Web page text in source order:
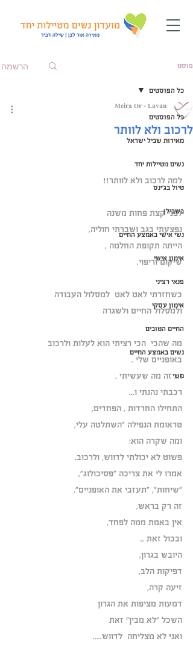
פוסט הרשמה
כל הפוסטים
מאירות שביל ישראל
נשים מטיילות יחד
טיול בג'ינס
בשבילן
נשי אישי באמצע החיים
אימון אישי
פנאי רציני
אימון עסקי
החיים הטובים
נשים באמצע החיים
משי
כל הפוסטים
לרכוב ולא לוותר
Meira Or - Lavan
למה לרכוב ולא לוותר!!
לפני קצת פחות משנה
נפצעתי בגב ושברתי חוליה,
הייתה תקופת החלמה ,
שיקום וריפוי.
כשחזרתי לאט לאט  למסלול העבודה
ולמסלול החיים ולשגרה
מה שהכי  הכי רציתי הוא לעלות ולרכוב
באופניים שלי .
ו... זה מה שעשיתי .
רכבתי נהנתי ו...
התחילו החרדות , הפחדים,
טראומת הנפילה "השתלטה עלי,
ומה שקרה הוא:
פשוט לא יכולתי לדווש, ולרכוב.
אמרו לי את צריכה "פסיכולוג",
"שיחות", "תעזבי את האופניים",
זה רק בראש,
אין באמת ממה לפחד,
ובכול זאת ..
היובש בגרון,
דפיקות הלב,
זיעה קרה,
דמעות מציפות את הגרון
השכל "לא מבין" זאת
ואני לא מצליחה  לדווש.....